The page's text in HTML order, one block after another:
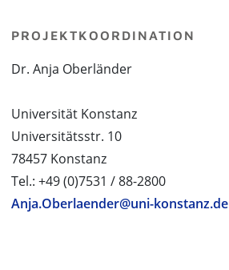
PROJEKTKOORDINATION
Dr. Anja Oberländer
Universität Konstanz
Universitätsstr. 10
78457 Konstanz
Tel.: +49 (0)7531 / 88-2800
Anja.Oberlaender@uni-konstanz.de